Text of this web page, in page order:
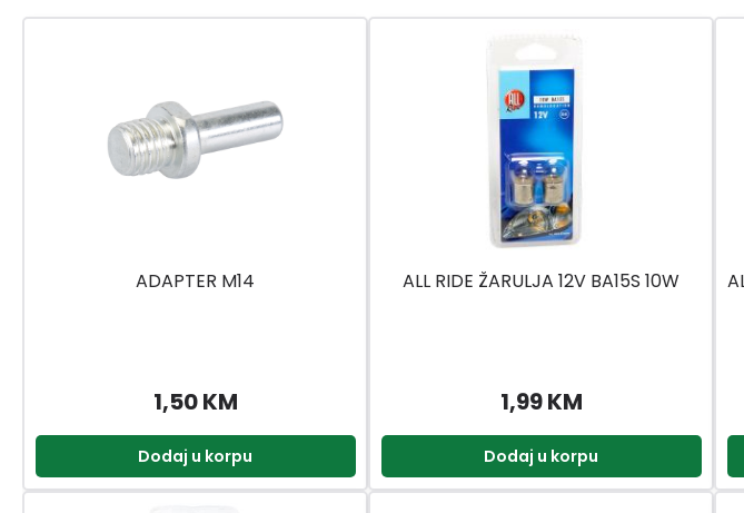
ADAPTER M14
1,50 KM
Dodaj u korpu
ALL RIDE ŽARULJA 12V BA15S 10W
1,99 KM
Dodaj u korpu